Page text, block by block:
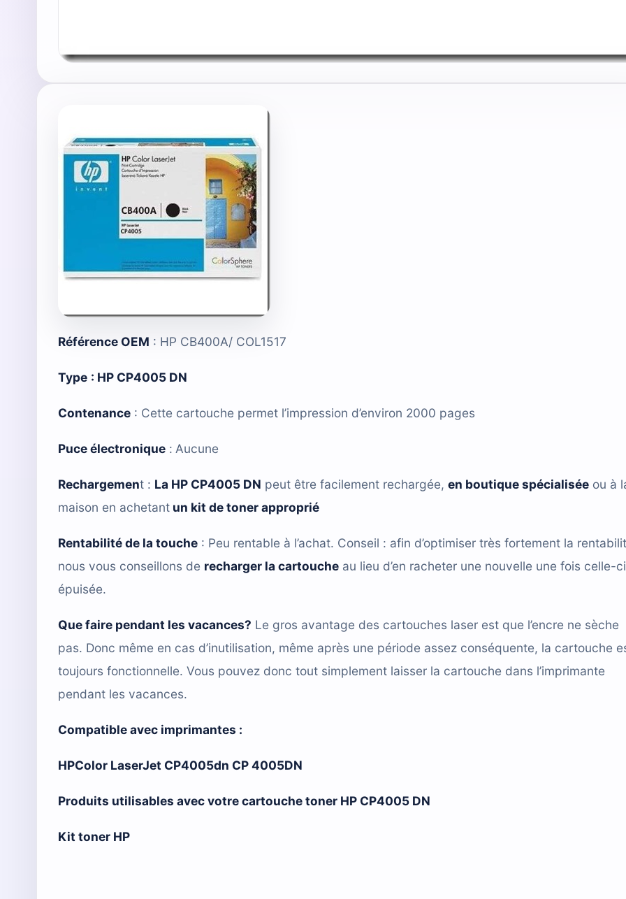
Référence OEM : HP CB400A/ COL1517
Type : HP CP4005 DN
Contenance : Cette cartouche permet l’impression d’environ 2000 pages
Puce électronique : Aucune
Rechargement : La HP CP4005 DN peut être facilement rechargée, en boutique spécialisée ou à
maison en achetant un kit de toner approprié
Rentabilité de la touche : Peu rentable à l’achat. Conseil : afin d’optimiser très fortement la
nous vous conseillons de recharger la cartouche au lieu d’en racheter une nouvelle une fois celle-ci
épuisée.
Que faire pendant les vacances? Le gros avantage des cartouches laser est que l’encre ne sèche
pas. Donc même en cas d’inutilisation, même après une période assez conséquente, la cartouche
toujours fonctionnelle. Vous pouvez donc tout simplement laisser la cartouche dans l’imprimante
pendant les vacances.
Compatible avec imprimantes :
HPColor LaserJet CP4005dn CP 4005DN
Produits utilisables avec votre cartouche toner HP CP4005 DN
Kit toner HP